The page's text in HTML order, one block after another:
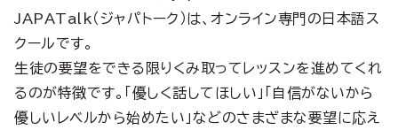
JAPATalk（ジャパトーク）は、オンライン専門の日本語ス
クールです。
生徒の要望をできる限りくみ取ってレッスンを進めてくれ
るのが特徴です。「優しく話してほしい」「自信がないから
優しいレベルから始めたい」などのさまざまな要望に応え